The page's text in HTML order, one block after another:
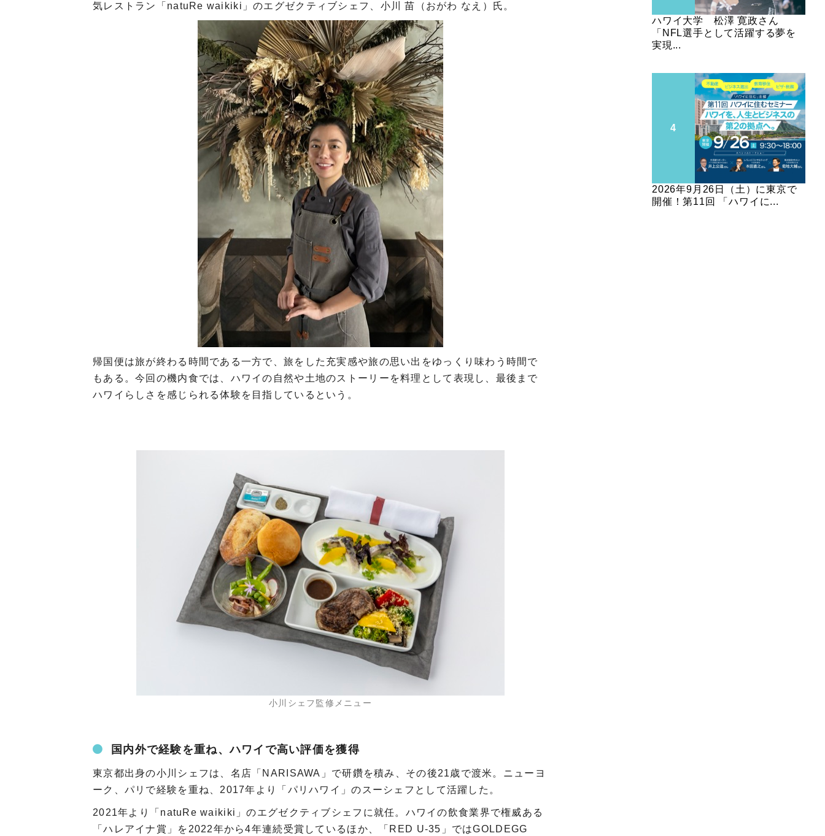
気レストラン「natuRe waikiki」のエグゼクティブシェフ、小川 苗（おがわ なえ）氏。
帰国便は旅が終わる時間である一方で、旅をした充実感や旅の思い出をゆっくり味わう時間で
もある。今回の機内食では、ハワイの自然や土地のストーリーを料理として表現し、最後まで
ハワイらしさを感じられる体験を目指しているという。
小川シェフ監修メニュー
国内外で経験を重ね、ハワイで高い評価を獲得
東京都出身の小川シェフは、名店「NARISAWA」で研鑽を積み、その後21歳で渡米。ニューヨ
ーク、パリで経験を重ね、2017年より「パリハワイ」のスーシェフとして活躍した。
2021年より「natuRe waikiki」のエグゼクティブシェフに就任。ハワイの飲食業界で権威ある
「ハレアイナ賞」を2022年から4年連続受賞しているほか、「RED U-35」ではGOLDEGG
ハワイ大学 松澤 寛政さん
「NFL選手として活躍する夢を
実現...
2026年9月26日（土）に東京で
開催！第11回 「ハワイに...